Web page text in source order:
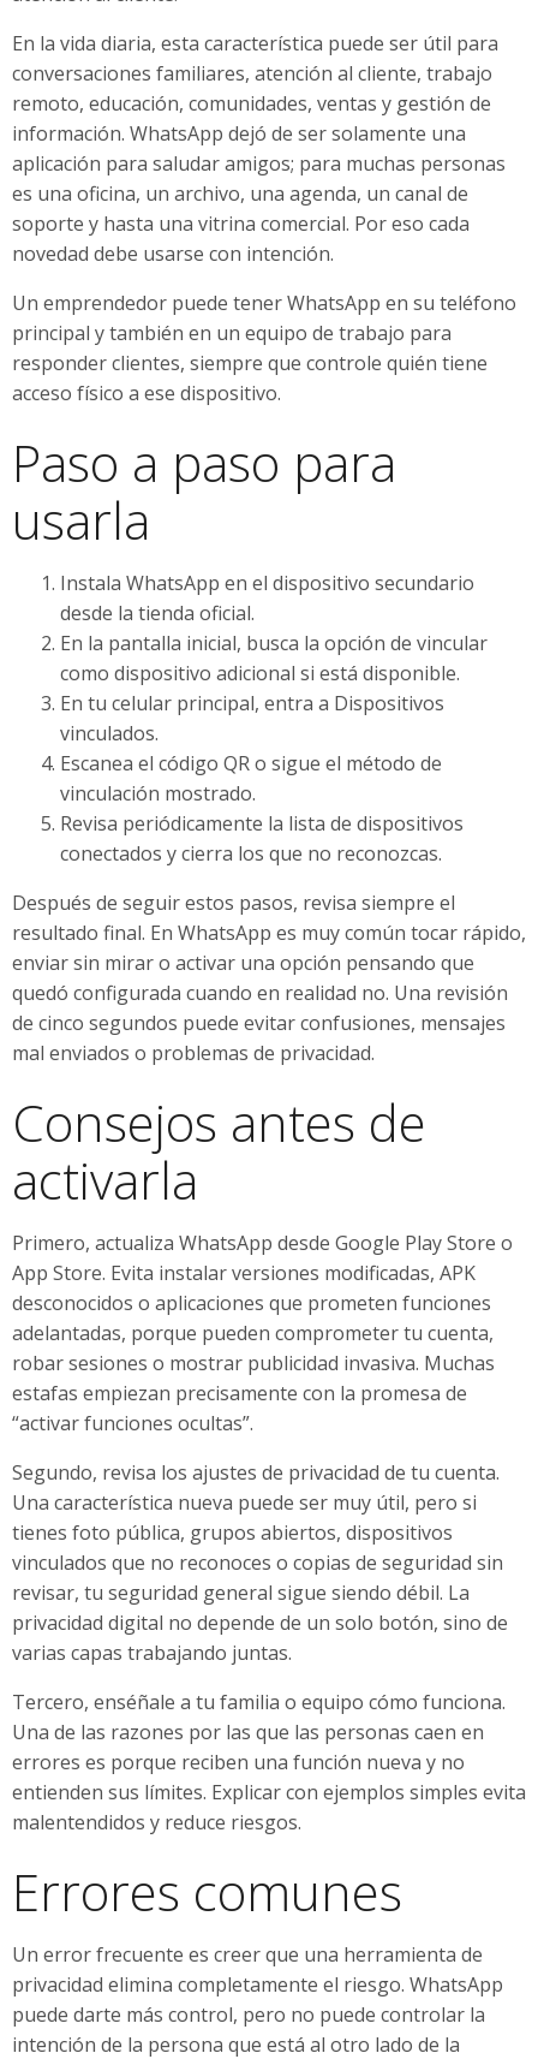
En la vida diaria, esta característica puede ser útil para
conversaciones familiares, atención al cliente, trabajo
remoto, educación, comunidades, ventas y gestión de
información. WhatsApp dejó de ser solamente una
aplicación para saludar amigos; para muchas personas
es una oficina, un archivo, una agenda, un canal de
soporte y hasta una vitrina comercial. Por eso cada
novedad debe usarse con intención.
Un emprendedor puede tener WhatsApp en su teléfono
principal y también en un equipo de trabajo para
responder clientes, siempre que controle quién tiene
acceso físico a ese dispositivo.
Paso a paso para
usarla
Instala WhatsApp en el dispositivo secundario
desde la tienda oficial.
En la pantalla inicial, busca la opción de vincular
como dispositivo adicional si está disponible.
En tu celular principal, entra a Dispositivos
vinculados.
Escanea el código QR o sigue el método de
vinculación mostrado.
Revisa periódicamente la lista de dispositivos
conectados y cierra los que no reconozcas.
Después de seguir estos pasos, revisa siempre el
resultado final. En WhatsApp es muy común tocar rápido,
enviar sin mirar o activar una opción pensando que
quedó configurada cuando en realidad no. Una revisión
de cinco segundos puede evitar confusiones, mensajes
mal enviados o problemas de privacidad.
Consejos antes de
activarla
Primero, actualiza WhatsApp desde Google Play Store o
App Store. Evita instalar versiones modificadas, APK
desconocidos o aplicaciones que prometen funciones
adelantadas, porque pueden comprometer tu cuenta,
robar sesiones o mostrar publicidad invasiva. Muchas
estafas empiezan precisamente con la promesa de
“activar funciones ocultas”.
Segundo, revisa los ajustes de privacidad de tu cuenta.
Una característica nueva puede ser muy útil, pero si
tienes foto pública, grupos abiertos, dispositivos
vinculados que no reconoces o copias de seguridad sin
revisar, tu seguridad general sigue siendo débil. La
privacidad digital no depende de un solo botón, sino de
varias capas trabajando juntas.
Tercero, enséñale a tu familia o equipo cómo funciona.
Una de las razones por las que las personas caen en
errores es porque reciben una función nueva y no
entienden sus límites. Explicar con ejemplos simples evita
malentendidos y reduce riesgos.
Errores comunes
Un error frecuente es creer que una herramienta de
privacidad elimina completamente el riesgo. WhatsApp
puede darte más control, pero no puede controlar la
intención de la persona que está al otro lado de la